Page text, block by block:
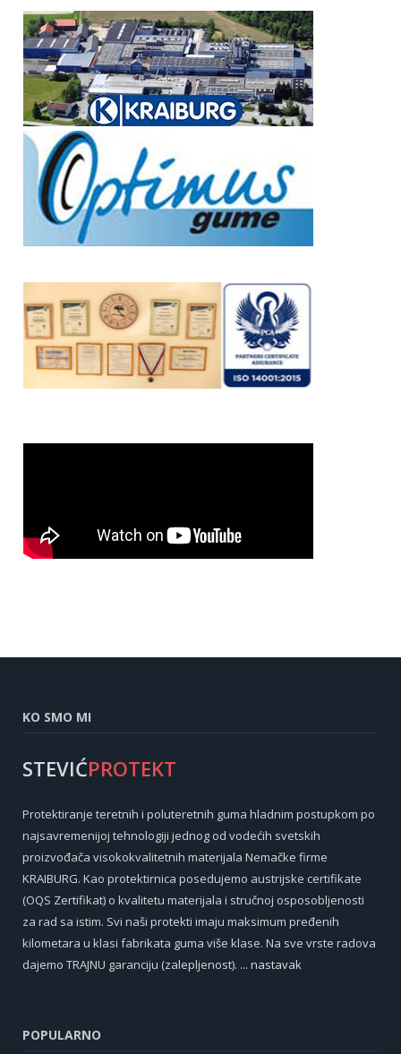
KO SMO MI
STEVIĆPROTEKT
Protektiranje teretnih i poluteretnih guma hladnim postupkom po
najsavremenijoj tehnologiji jednog od vodećih svetskih
proizvođača visokokvalitetnih materijala Nemačke firme
KRAIBURG. Kao protektirnica posedujemo austrijske certifikate
(OQS Zertifikat) o kvalitetu materijala i stručnoj osposobljenosti
za rad sa istim. Svi naši protekti imaju maksimum pređenih
kilometara u klasi fabrikata guma više klase. Na sve vrste radova
dajemo TRAJNU garanciju (zalepljenost). ... nastavak
POPULARNO